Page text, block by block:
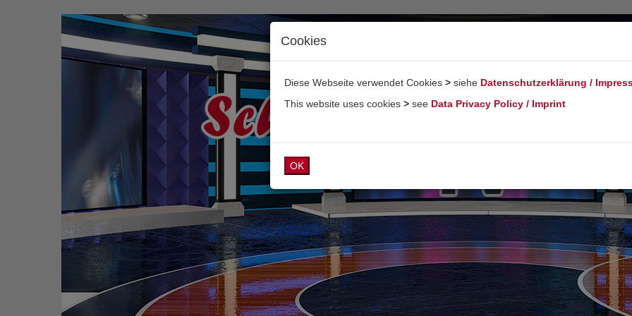
Cookies
Diese Webseite verwendet Cookies > siehe Datenschutzerklärung /
This website uses cookies > see Data Privacy Policy / Imprint
OK